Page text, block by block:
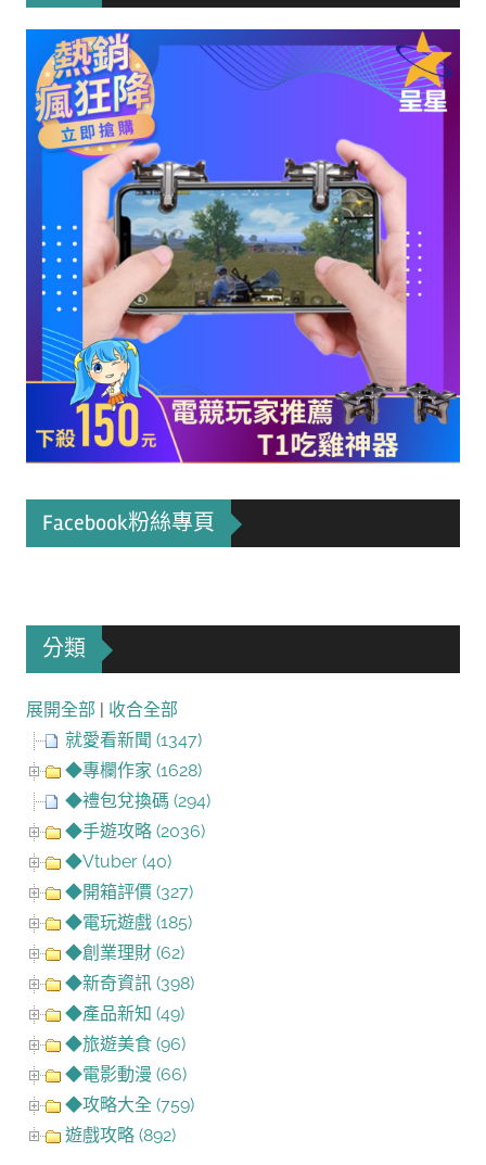
Facebook粉絲專頁
分類
展開全部 | 收合全部
就愛看新聞 (1347)
◆專欄作家 (1628)
◆禮包兌換碼 (294)
◆手遊攻略 (2036)
◆Vtuber (40)
◆開箱評價 (327)
◆電玩遊戲 (185)
◆創業理財 (62)
◆新奇資訊 (398)
◆產品新知 (49)
◆旅遊美食 (96)
◆電影動漫 (66)
◆攻略大全 (759)
遊戲攻略 (892)